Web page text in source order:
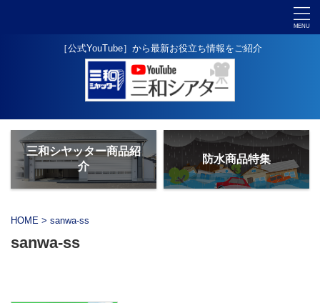
［公式YouTube］から最新お役立ち情報をご紹介
三和シヤッター商品紹
介
防水商品特集
HOME > sanwa-ss
sanwa-ss